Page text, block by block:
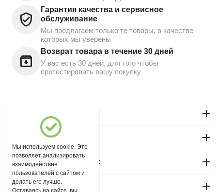
Гарантия качества и сервисное
обслуживание
Мы предлагаем только те товары, в качестве
которых мы уверены
Возврат товара в течение 30 дней
У вас есть 30 дней, для того чтобы
протестировать вашу покупку
Магазин "Северный"
Покупательский сервис
Контакты
Мы используем cookie. Это
позволяет анализировать
взаимодействие
пользователей с сайтом и
делать его лучше.
Оставаясь на сайте, вы